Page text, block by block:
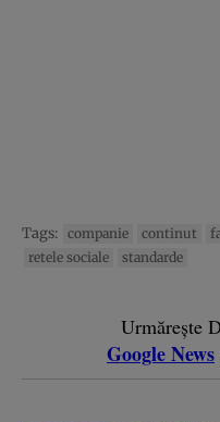
Tags: companie continut
retele sociale
standarde
Urmărește
Google News